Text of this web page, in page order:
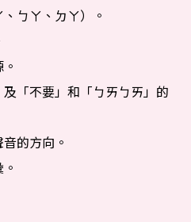
ㄅㄚ、ㄉㄚ）。
「不要」和「ㄅㄞㄅㄞ」的
的方向。